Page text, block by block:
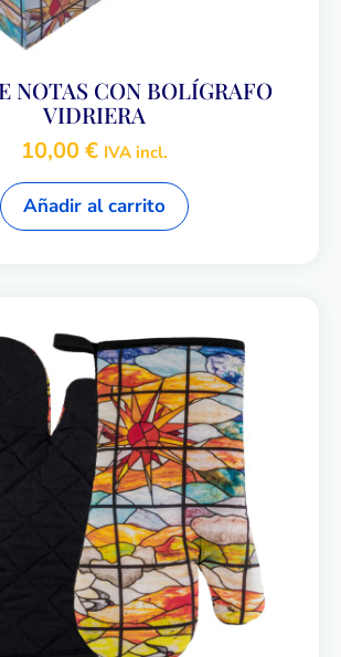
NOTAS CON BOLÍGRAFO
VIDRIERA
10,00€ IVA incl.
Añadir al carrito